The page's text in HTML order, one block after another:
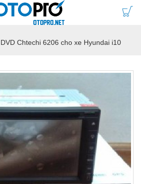
Chtechi 6206 cho xe Hyundai i10